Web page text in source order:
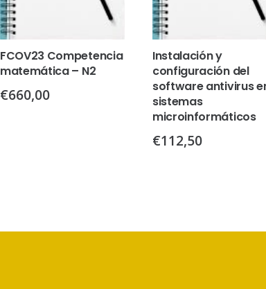
FCOV23 Competencia
matemática – N2
€660,00
Instalación y
configuración del
software antivirus
sistemas
microinformáticos
€112,50